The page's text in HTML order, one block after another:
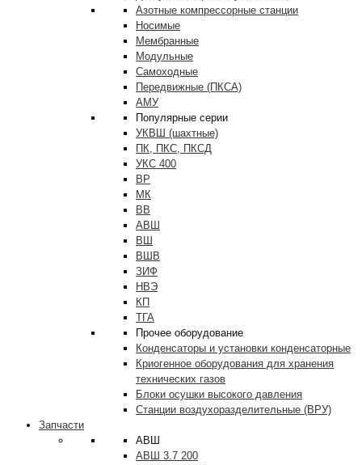
Азотные компрессорные станции
Носимые
Мембранные
Модульные
Самоходные
Передвижные (ПКСА)
АМУ
Популярные серии
УКВШ (шахтные)
ПК, ПКС, ПКСД
УКС 400
ВР
МК
ВВ
АВШ
ВШ
ВШВ
ЗИФ
НВЭ
КП
ТГА
Прочее оборудование
Конденсаторы и установки конденсаторные
Криогенное оборудования для хранения
технических газов
Блоки осушки высокого давления
Станции воздухоразделительные (ВРУ)
Запчасти
АВШ
АВШ 3.7 200